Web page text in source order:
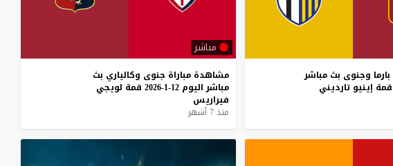
بارما وجنوى بث مباشر
قمة إينيو تارديني
مباشر
مشاهدة مباراة جنوى وكالياري بث
مباشر اليوم 12-1-2026 قمة لويجي
فيراريس
منذ 7 أشهر